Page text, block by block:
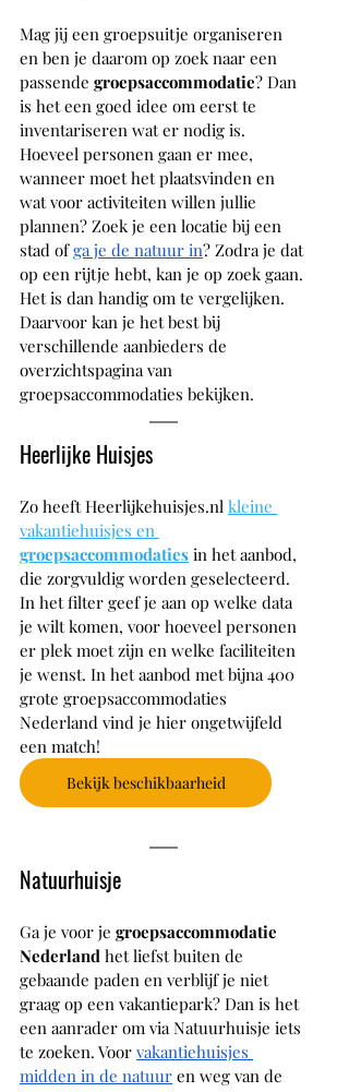
Mag jij een groepsuitje organiseren
en ben je daarom op zoek naar een
passende groepsaccommodatie? Dan
is het een goed idee om eerst te
inventariseren wat er nodig is.
Hoeveel personen gaan er mee,
wanneer moet het plaatsvinden en
wat voor activiteiten willen jullie
plannen? Zoek je een locatie bij een
stad of ga je de natuur in? Zodra je dat
op een rijtje hebt, kan je op zoek gaan.
Het is dan handig om te vergelijken.
Daarvoor kan je het best bij
verschillende aanbieders de
overzichtspagina van
groepsaccommodaties bekijken.
Heerlijke Huisjes
Zo heeft Heerlijkehuisjes.nl kleine
vakantiehuisjes en
groepsaccommodaties in het aanbod,
die zorgvuldig worden geselecteerd.
In het filter geef je aan op welke data
je wilt komen, voor hoeveel personen
er plek moet zijn en welke faciliteiten
je wenst. In het aanbod met bijna 400
grote groepsaccommodaties
Nederland vind je hier ongetwijfeld
een match!
Bekijk beschikbaarheid
Natuurhuisje
Ga je voor je groepsaccommodatie
Nederland het liefst buiten de
gebaande paden en verblijf je niet
graag op een vakantiepark? Dan is het
een aanrader om via Natuurhuisje iets
te zoeken. Voor vakantiehuisjes
midden in de natuur en weg van de